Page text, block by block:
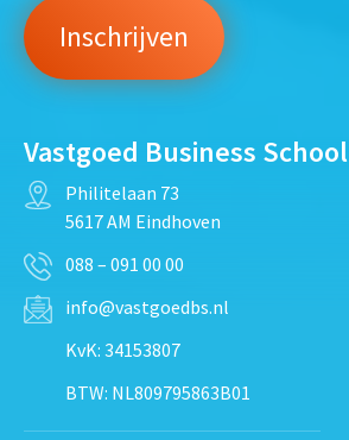
Vastgoed Business School
Philitelaan 73
5617 AM Eindhoven
088 – 091 00 00
info@vastgoedbs.nl
KvK: 34153807
BTW: NL809795863B01